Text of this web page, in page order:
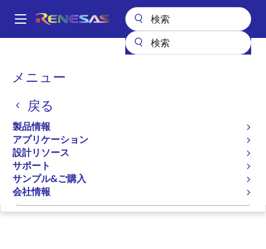
ン
Main
メニュー
戻る
製品情報
アプリケーション
設計リソース
サポート
サンプル&ご購入
会社情報
パ
く
ず
RXファミリ用C/C++コンパ
イラパッケージ [CC-RX]
コンパイラ/アセンブラ
ページセクションへ移動：